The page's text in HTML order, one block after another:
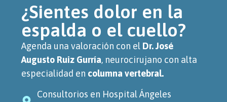
¿Sientes dolor en la
espalda o el cuello?
Agenda una valoración con el Dr. José
Augusto Ruiz Gurría, neurocirujano con alta
especialidad en columna vertebral.
Consultorios en Hospital Ángeles